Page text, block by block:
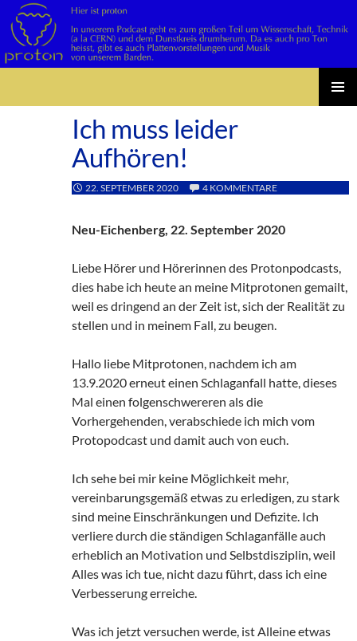
Ich muss leider
Aufhören!
22. SEPTEMBER 2020 4 KOMMENTARE
Neu-Eichenberg, 22. September 2020
Liebe Hörer und Hörerinnen des Protonpodcasts,
dies habe ich heute an meine Mitprotonen gemailt,
weil es dringend an der Zeit ist, sich der Realität zu
stellen und in meinem Fall, zu beugen.
Hallo liebe Mitprotonen, nachdem ich am
13.9.2020 erneut einen Schlaganfall hatte, dieses
Mal einen folgenschwereren als die
Vorhergehenden, verabschiede ich mich vom
Protopodcast und damit auch von euch.
Ich sehe bei mir keine Möglichkeit mehr,
vereinbarungsgemäß etwas zu erledigen, zu stark
sind meine Einschränkungen und Defizite. Ich
verliere durch die ständigen Schlaganfälle auch
erheblich an Motivation und Selbstdisziplin, weil
Alles was ich tue, nicht dazu führt, dass ich eine
Verbesserung erreiche.
Was ich jetzt versuchen werde, ist Alleine etwas